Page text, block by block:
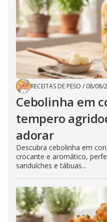
RECEITAS DE PESO / 08/08/
Cebolinha em
tempero
adorar
Descubra cebolinha em
crocante e aromático,
sanduíches e tábuas...